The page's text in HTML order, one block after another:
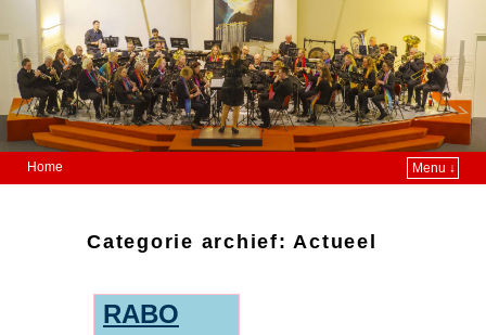
Home Menu ↓
Categorie archief:Actueel
RABO